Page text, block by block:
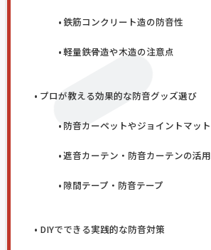
鉄筋コンクリート造の防音性
軽量鉄骨造や木造の注意点
プロが教える効果的な防音グッズ選び
防音カーペットやジョイントマット
遮音カーテン・防音カーテンの活用
隙間テープ・防音テープ
DIYでできる実践的な防音対策